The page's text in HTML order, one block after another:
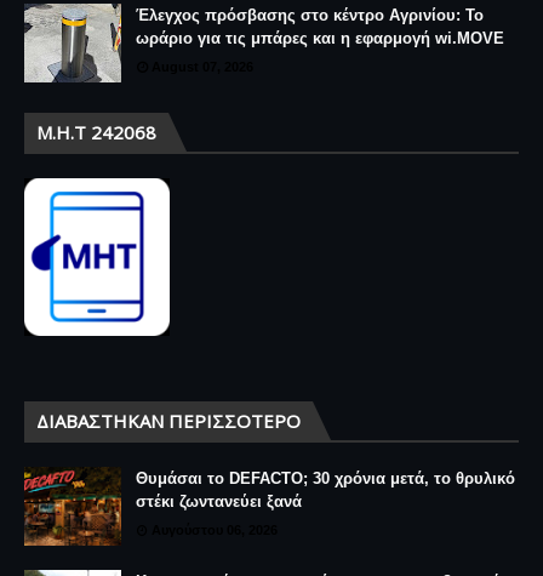
Έλεγχος πρόσβασης στο κέντρο Αγρινίου: Το
ωράριο για τις μπάρες και η εφαρμογή wi.MOVE
Μ.Η.Τ 242068
ΔΙΑΒΆΣΤΗΚΑΝ ΠΕΡΙΣΣΌΤΕΡΟ
Θυμάσαι το DEFACTO; 30 χρόνια μετά, το θρυλικό
στέκι ζωντανεύει ξανά